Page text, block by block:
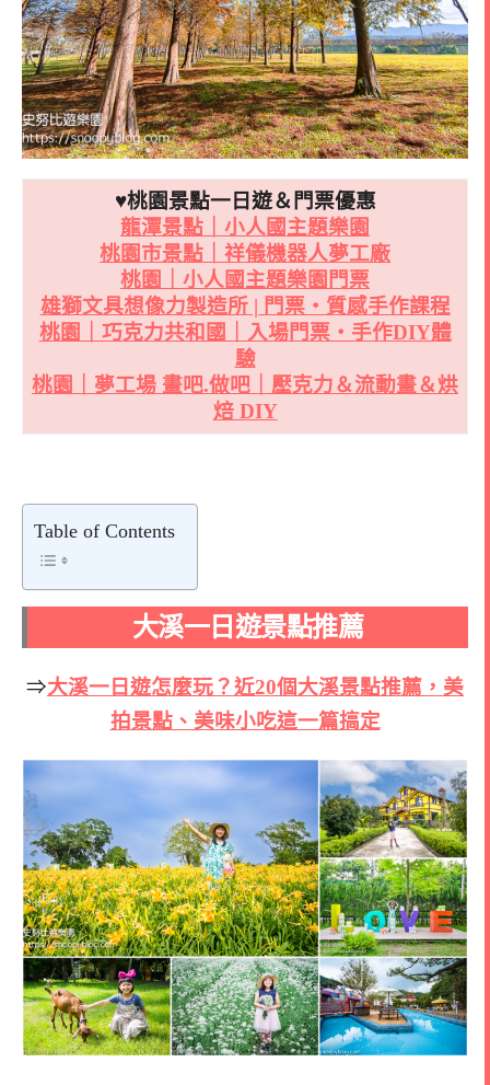
♥桃園景點一日遊＆門票優惠
龍潭景點｜小人國主題樂園
桃園市景點｜祥儀機器人夢工廠
桃園｜小人國主題樂園門票
雄獅文具想像力製造所 | 門票・質感手作課程
桃園｜巧克力共和國｜入場門票・手作DIY體
驗
桃園｜夢工場 畫吧.做吧｜壓克力＆流動畫＆烘
焙 DIY
Table of Contents
大溪一日遊景點推薦
⇒大溪一日遊怎麼玩？近20個大溪景點推薦，美
拍景點、美味小吃這一篇搞定